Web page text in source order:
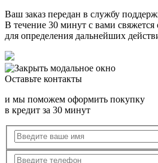
Ваш заказ передан в службу
В течение 30 минут с вами свяжется
для определения дальнейших
Оставьте контакты
и мы поможем оформить покупку
в кредит за 30 минут